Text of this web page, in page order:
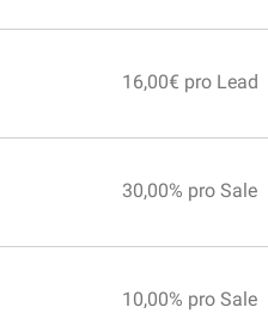
16,00€ pro Lead
30,00% pro Sale
10,00% pro Sale